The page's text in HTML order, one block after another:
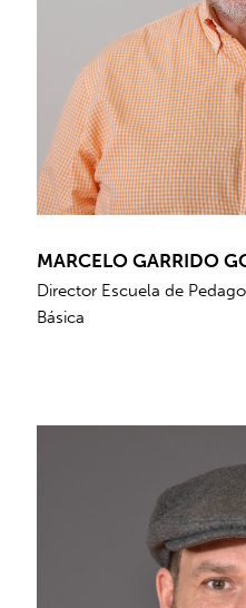
MARCELO GARRIDO
Director Escuela de
Básica